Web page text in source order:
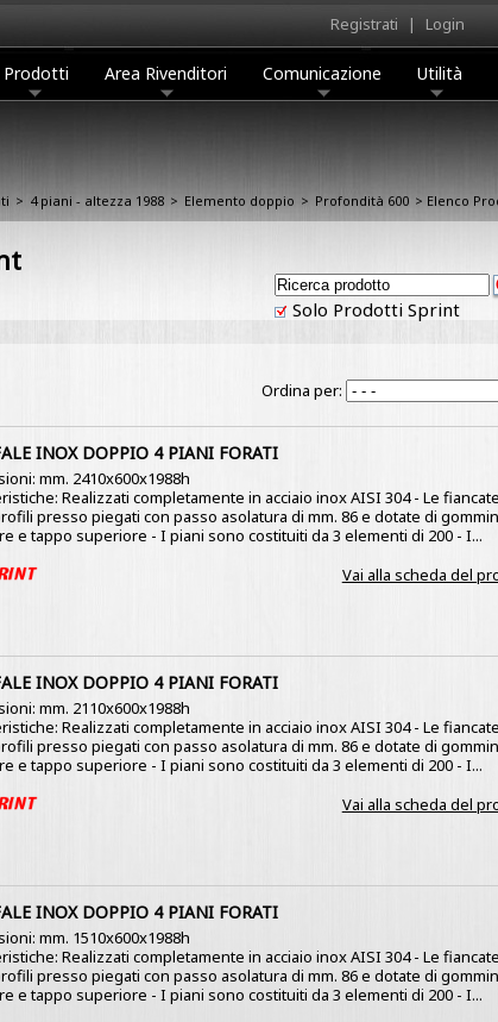
Registrati | Login
Prodotti Area Rivenditori Comunicazione Utilità
> 4 piani - altezza 1988 > Elemento doppio > Profondità 600 > Elenco
Solo Prodotti Sprint
Ordina per:
INOX DOPPIO 4 PIANI FORATI
mm. 2410x600x1988h
Realizzati completamente in acciaio inox AISI 304 - Le fiancate
presso piegati con passo asolatura di mm. 86 e dotate di
e tappo superiore - I piani sono costituiti da 3 elementi di 200 - I...
Vai alla scheda del
INOX DOPPIO 4 PIANI FORATI
mm. 2110x600x1988h
Realizzati completamente in acciaio inox AISI 304 - Le fiancate
presso piegati con passo asolatura di mm. 86 e dotate di
e tappo superiore - I piani sono costituiti da 3 elementi di 200 - I...
Vai alla scheda del
INOX DOPPIO 4 PIANI FORATI
mm. 1510x600x1988h
Realizzati completamente in acciaio inox AISI 304 - Le fiancate
presso piegati con passo asolatura di mm. 86 e dotate di
e tappo superiore - I piani sono costituiti da 3 elementi di 200 - I...